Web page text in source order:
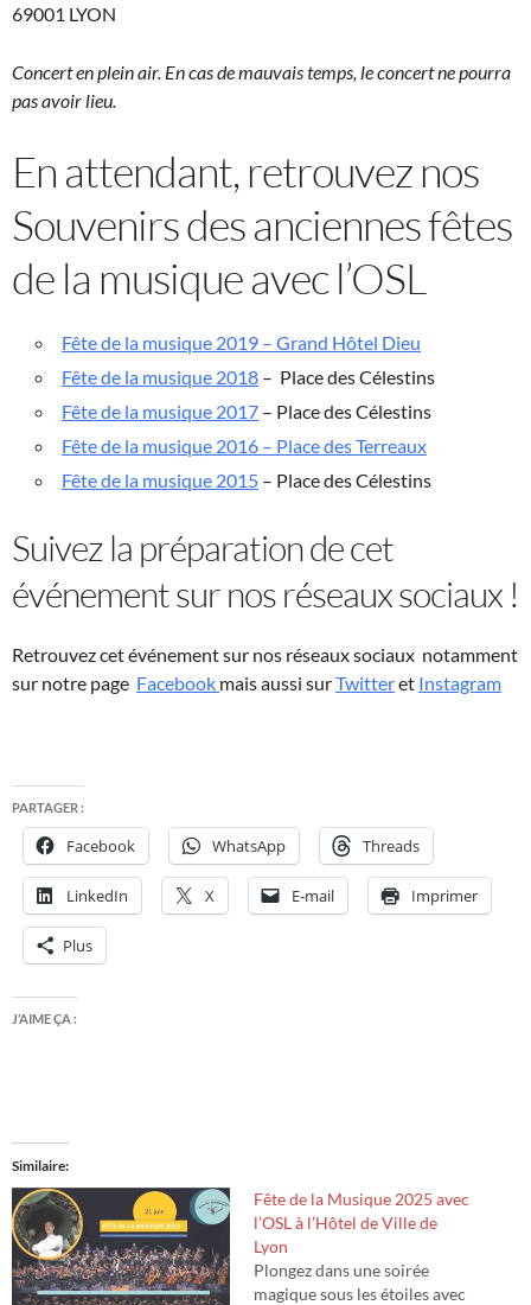
69001 LYON
Concert en plein air. En cas de mauvais temps, le concert ne pourra
pas avoir lieu.
En attendant, retrouvez nos
Souvenirs des anciennes fêtes
de la musique avec l’OSL
Fête de la musique 2019 – Grand Hôtel Dieu
Fête de la musique 2018 – Place des Célestins
Fête de la musique 2017 – Place des Célestins
Fête de la musique 2016 – Place des Terreaux
Fête de la musique 2015 – Place des Célestins
Suivez la préparation de cet
événement sur nos réseaux sociaux !
Retrouvez cet événement sur nos réseaux sociaux notamment
sur notre page Facebook mais aussi surTwitteret Instagram
PARTAGER :
Facebook WhatsApp Threads
LinkedIn X E-mail Imprimer
Plus
J’AIME ÇA :
Similaire
Fête de la Musique 2025 avec
l’OSL à l’Hôtel de Ville de
Lyon
Plongez dans une soirée
magique sous les étoiles avec